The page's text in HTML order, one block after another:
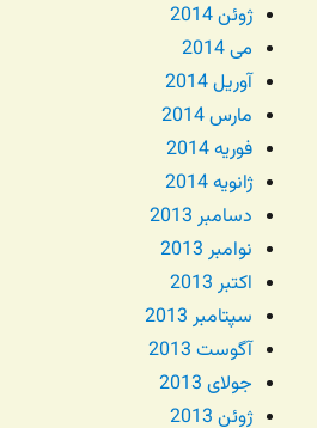
ژوئن 2014
می 2014
آوریل 2014
مارس 2014
فوریه 2014
ژانویه 2014
دسامبر 2013
نوامبر 2013
اکتبر 2013
سپتامبر 2013
آگوست 2013
جولای 2013
ژوئن 2013